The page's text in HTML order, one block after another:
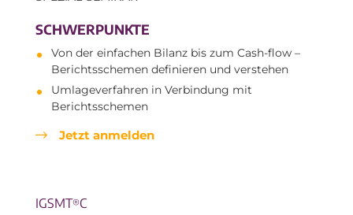
SCHWERPUNKTE
Von der einfachen Bilanz bis zum Cash-flow –
Berichtsschemen definieren und verstehen
Umlageverfahren in Verbindung mit
Berichtsschemen
Jetzt anmelden
IGSMT®C